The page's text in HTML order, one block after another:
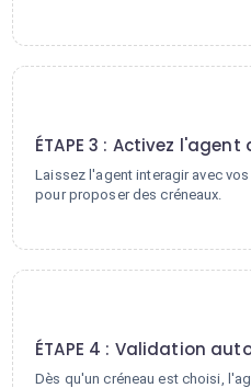
ÉTAPE 3 : Activez
Laissez l'agent interagir avec
pour proposer des créneaux.
ÉTAPE 4 : Validation
Dès qu'un créneau est choisi,